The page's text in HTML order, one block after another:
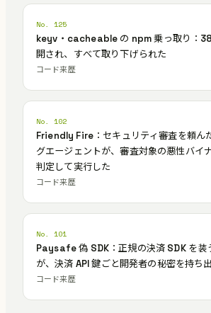
No. 125
keyv・cacheable の npm 乗っ取り：
開され、すべて取り下げられた
コード来歴
No. 102
Friendly Fire：セキュリティ審査を頼ん
グエージェントが、審査対象の悪性バイ
判定して実行した
コード来歴
No. 101
Paysafe 偽 SDK：正規の決済 SDK を装
が、決済 API 鍵ごと開発者の秘密を持ち
コード来歴